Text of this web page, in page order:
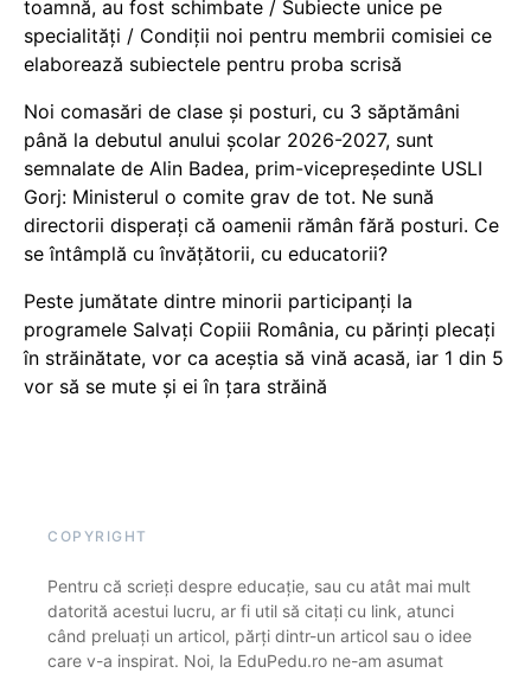
toamnă, au fost schimbate / Subiecte unice pe
specialități / Condiții noi pentru membrii comisiei ce
elaborează subiectele pentru proba scrisă
Noi comasări de clase și posturi, cu 3 săptămâni
până la debutul anului școlar 2026-2027, sunt
semnalate de Alin Badea, prim-vicepreședinte USLI
Gorj: Ministerul o comite grav de tot. Ne sună
directorii disperați că oamenii rămân fără posturi. Ce
se întâmplă cu învățătorii, cu educatorii?
Peste jumătate dintre minorii participanți la
programele Salvați Copiii România, cu părinți plecați
în străinătate, vor ca aceștia să vină acasă, iar 1 din 5
vor să se mute și ei în țara străină
COPYRIGHT
Pentru că scrieți despre educație, sau cu atât mai mult
datorită acestui lucru, ar fi util să citați cu link, atunci
când preluați un articol, părți dintr-un articol sau o idee
care v-a inspirat. Noi, la EduPedu.ro ne-am asumat